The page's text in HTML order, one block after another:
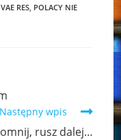
RES POLACY NIE
Następny wpis
rusz dalej…